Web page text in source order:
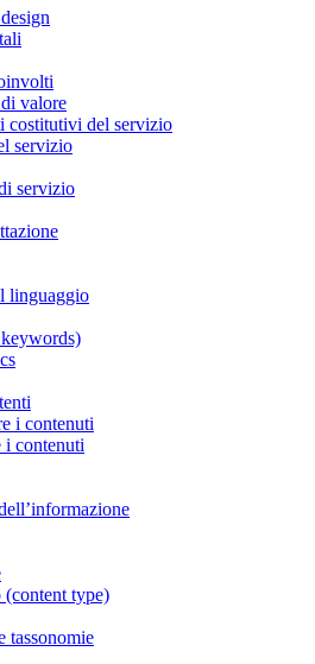
valore
costitutivi del servizio
servizio
servizio
linguaggio
i contenuti
i contenuti
type)
tassonomie